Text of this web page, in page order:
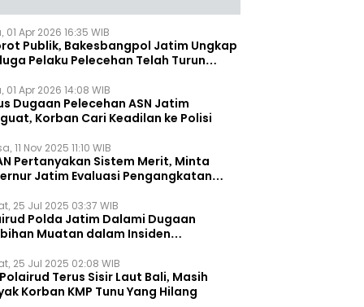
01 Apr 2026 16:35 WIB
Publik, Bakesbangpol Jatim Ungkap
Pelaku Pelecehan Telah Turun
01 Apr 2026 14:08 WIB
Dugaan Pelecehan ASN Jatim
Korban Cari Keadilan ke Polisi
11 Nov 2025 11:10 WIB
Pertanyakan Sistem Merit, Minta
Jatim Evaluasi Pengangkatan
25 Jul 2025 03:37 WIB
Polda Jatim Dalami Dugaan
Muatan dalam Insiden
25 Jul 2025 02:08 WIB
Terus Sisir Laut Bali, Masih
Korban KMP Tunu Yang Hilang